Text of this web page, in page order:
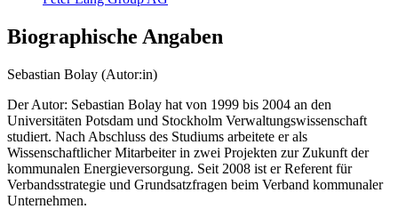
Biographische Angaben
Sebastian Bolay (Autor:in)
Der Autor: Sebastian Bolay hat von 1999 bis 2004 an den
Universitäten Potsdam und Stockholm Verwaltungswissenschaft
studiert. Nach Abschluss des Studiums arbeitete er als
Wissenschaftlicher Mitarbeiter in zwei Projekten zur Zukunft der
kommunalen Energieversorgung. Seit 2008 ist er Referent für
Verbandsstrategie und Grundsatzfragen beim Verband kommunaler
Unternehmen.